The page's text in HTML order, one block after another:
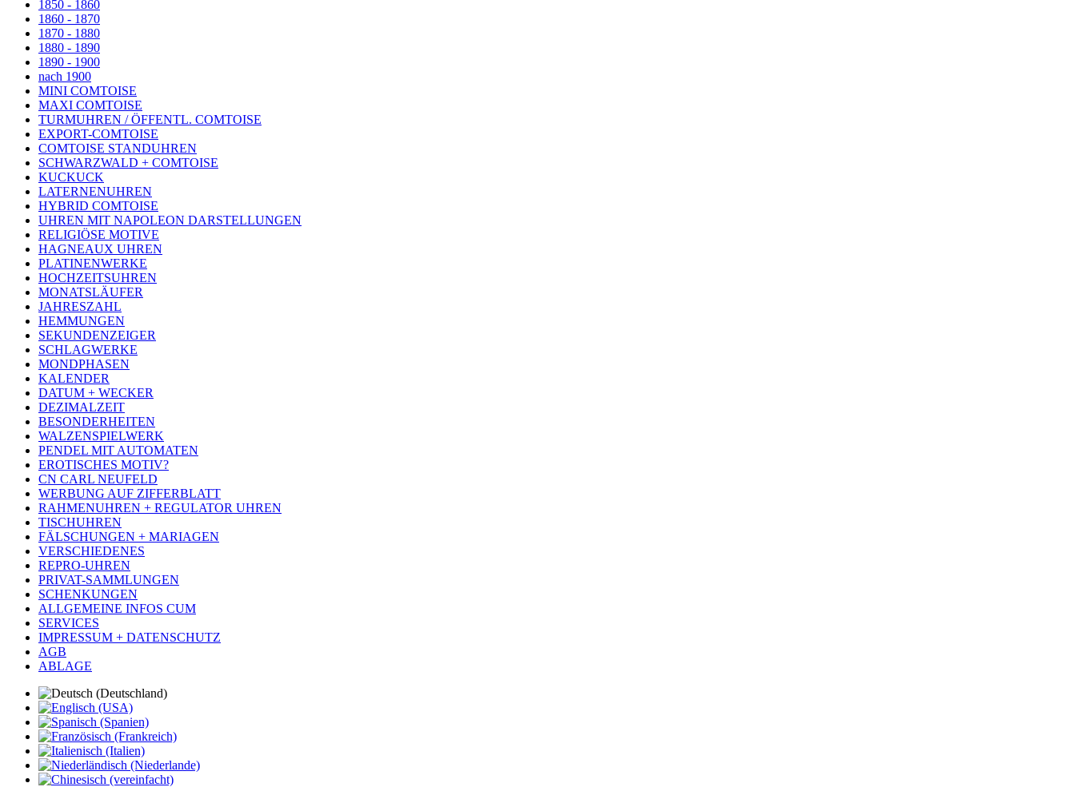
1850 - 1860
1860 - 1870
1870 - 1880
1880 - 1890
1890 - 1900
nach 1900
MINI COMTOISE
MAXI COMTOISE
TURMUHREN / ÖFFENTL. COMTOISE
EXPORT-COMTOISE
COMTOISE STANDUHREN
SCHWARZWALD + COMTOISE
KUCKUCK
LATERNENUHREN
HYBRID COMTOISE
UHREN MIT NAPOLEON DARSTELLUNGEN
RELIGIÖSE MOTIVE
HAGNEAUX UHREN
PLATINENWERKE
HOCHZEITSUHREN
MONATSLÄUFER
JAHRESZAHL
HEMMUNGEN
SEKUNDENZEIGER
SCHLAGWERKE
MONDPHASEN
KALENDER
DATUM + WECKER
DEZIMALZEIT
BESONDERHEITEN
WALZENSPIELWERK
PENDEL MIT AUTOMATEN
EROTISCHES MOTIV?
CN CARL NEUFELD
WERBUNG AUF ZIFFERBLATT
RAHMENUHREN + REGULATOR UHREN
TISCHUHREN
FÄLSCHUNGEN + MARIAGEN
VERSCHIEDENES
REPRO-UHREN
PRIVAT-SAMMLUNGEN
SCHENKUNGEN
ALLGEMEINE INFOS CUM
SERVICES
IMPRESSUM + DATENSCHUTZ
AGB
ABLAGE